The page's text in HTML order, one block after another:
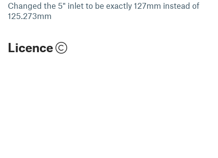
Changed the 5" inlet to be exactly 127mm instead of
125.273mm
Licence